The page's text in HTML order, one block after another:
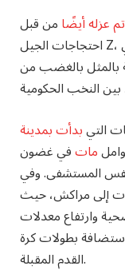
تم عزله أيضًامن قبل
احتجاجات الجيل Z، التي يقول ناشط الشفافية شيلي
مدفوعة بالمثل بالغضب من
التيبدأت بمدينة
ماتفي غضون
نفس المستشفى. وفي
إلى مراكش، حيث
وارتفاع معدلات
بطولات كرة
القدم المقبلة.